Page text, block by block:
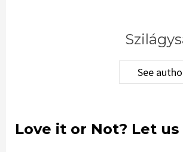
See
Love it or Not? Let